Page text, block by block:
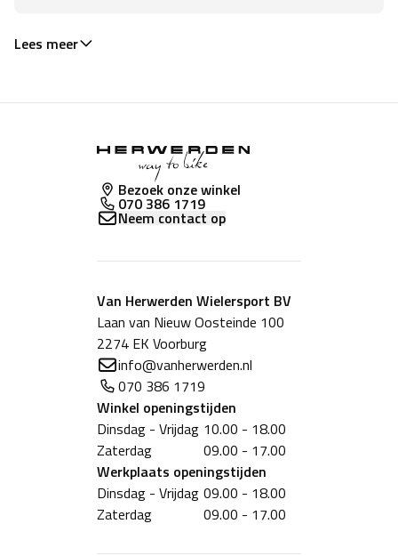
Lees meer
Bezoek onze winkel
070 386 1719
Neem contact op
Van Herwerden Wielersport BV
Laan van Nieuw Oosteinde 100
2274 EK Voorburg
info@vanherwerden.nl
070 386 1719
Winkel openingstijden
Dinsdag - Vrijdag 10.00 - 18.00
Zaterdag
09.00 - 17.00
Werkplaats openingstijden
Dinsdag - Vrijdag 09.00 - 18.00
Zaterdag
09.00 - 17.00